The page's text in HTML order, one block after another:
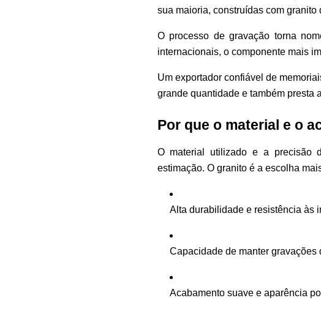
sua maioria, construídas com
O processo de gravação torna
internacionais, o componente mais
Um exportador confiável de
grande quantidade e também presta
Por que o material e o
O material utilizado e a precisão
estimação. O granito é a escolha
Alta durabilidade e resistência às
Capacidade de manter gravações
Acabamento suave e aparência